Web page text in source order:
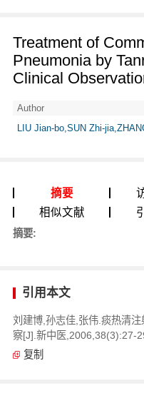
Treatment of
Pneumonia by
Clinical
Author
LIU Jian-bo,SUN Zhi-
摘要
相似文献
摘要:
引用本文
刘建博,孙志佳,张伟.痰热清
察[J].新中医,2006,38(3):27-
复制